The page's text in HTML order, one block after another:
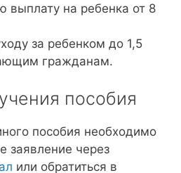
выплату на ребенка от 8
за ребенком до 1,5
гражданам.
пособия
пособия необходимо
заявление через
или обратиться в